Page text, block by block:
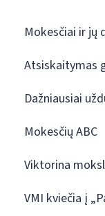
Mokesčiai ir jų
Atsiskaitymas
Dažniausiai
Mokesčių ABC
Viktorina
VMI kviečia į